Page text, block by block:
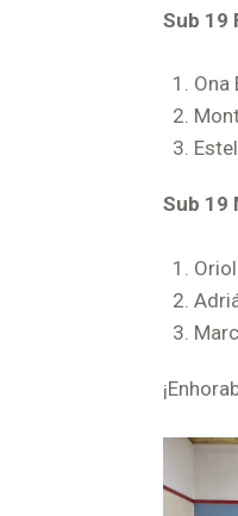
Sub 19
Ona
Sub 19